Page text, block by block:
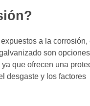
a la corrosión,
son opciones
que ofrecen una
desgaste y los factores